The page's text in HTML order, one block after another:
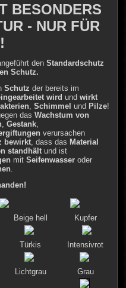
BESONDERS
- NUR FÜR
denStandardschutz
Schutz.
Schutz der bereits im
wird undwirkt
,Schimmel und Pilze!
dasWachstum von
,Gestank
verursachen
bewirkt , dass das Material
standhält und ist
mitSeifenwasser oder
Beige hell Kupfer
Türkis Intensivrot
Lichtgrau Grau